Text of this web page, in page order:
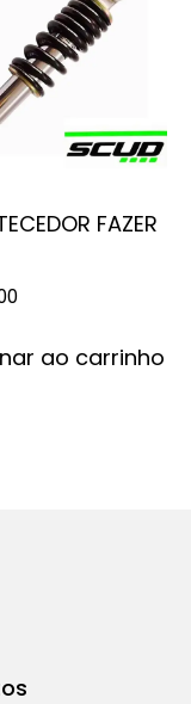
FAZER
ao carrinho